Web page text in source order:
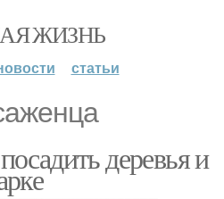
ЖИЗНЬ
статьи
деревья и